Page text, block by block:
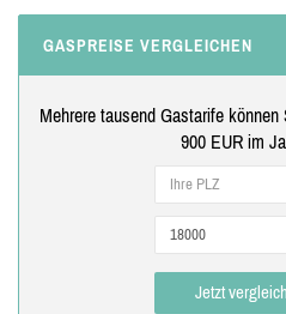
GASPREISE VERGLEICHEN
Mehrere tausend Gastarife
900 EUR im
Jetzt